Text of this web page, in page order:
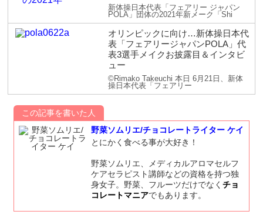
新体操日本代表「フェアリー ジャパン
POLA」団体の2021年新メーク「Shi
オリンピックに向け…新体操日本代
表「フェアリージャパンPOLA」代
表3選手メイクお披露目＆インタビ
ュー
©Rimako Takeuchi 本日 6月21日、新体
操日本代表「フェアリー
この記事を書いた人
野菜ソムリエ/チョコレートライター ケイ
とにかく食べる事が大好き！
野菜ソムリエ、メディカルアロマセルフ
ケアセラピスト講師などの資格を持つ独
身女子。野菜、フルーツだけでなく チョ
コレートマニアでもあります。